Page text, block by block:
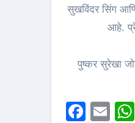
सुखविंदर सिंग
आहे.
पुष्कर सुरेखा